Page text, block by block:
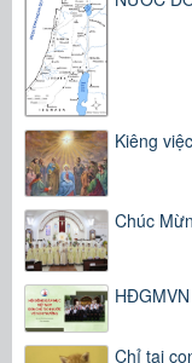
Kiêng
Chúc
Chỉ tại